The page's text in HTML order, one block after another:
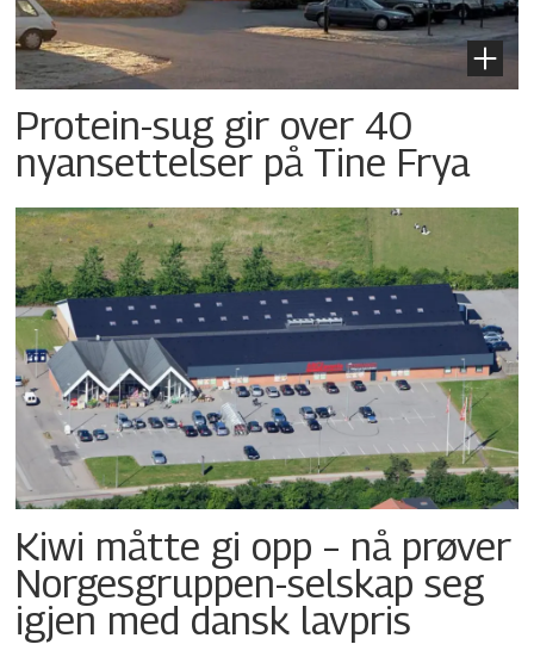
Protein-sug gir over 40
nyansettelser på Tine Frya
Kiwi måtte gi opp – nå prøver
Norgesgruppen-selskap seg
igjen med dansk lavpris